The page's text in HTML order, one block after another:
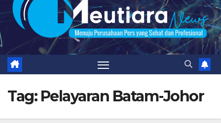
Tag: Pelayaran Batam-Johor